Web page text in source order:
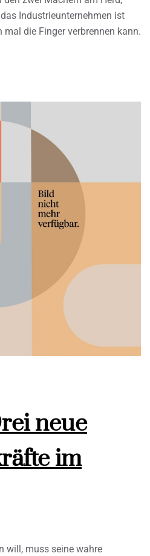
Industrieunternehmen ist
die Finger verbrennen kann.
neue
im
will, muss seine wahre